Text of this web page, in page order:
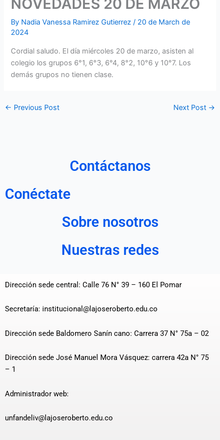
NOVEDADES 20 DE MARZO
By Nadia Vanessa Ramirez Gutierrez/ 20 de March de
2024
Cordial saludo. El día miércoles 20 de marzo, asisten al
colegio los grupos 6°1, 6°3, 6°4, 8°2, 10°6 y 10°7. Los
demás grupos no tienen clase.
← Previous Post Next Post →
Contáctanos
Conéctate
Sobre nosotros
Nuestras redes
Dirección sede central: Calle 76 N° 39 – 160 El Pomar
Secretaría: institucional@lajoseroberto.edu.co
Dirección sede Baldomero Sanín cano: Carrera 37 N° 75a – 02
Dirección sede José Manuel Mora Vásquez: carrera 42a N° 75
– 1
Administrador web:
unfandeliv@lajoseroberto.edu.co